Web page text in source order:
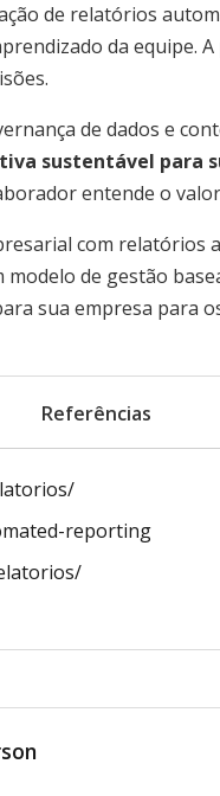
de relatórios
da
de dados e
sustentável para
entende o
com relatórios
de gestão
sua empresa para
Referências
reporting